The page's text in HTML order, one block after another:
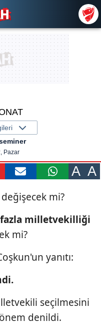
Pazar
gönder
A A
mi?
milletvekilliği
mi?
yanıtı:
seçilmesini
denildi.